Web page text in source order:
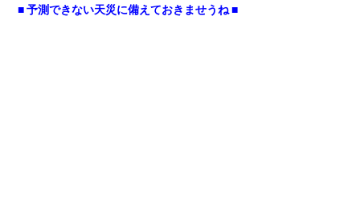
■ 予測できない天災に備えておきませうね ■